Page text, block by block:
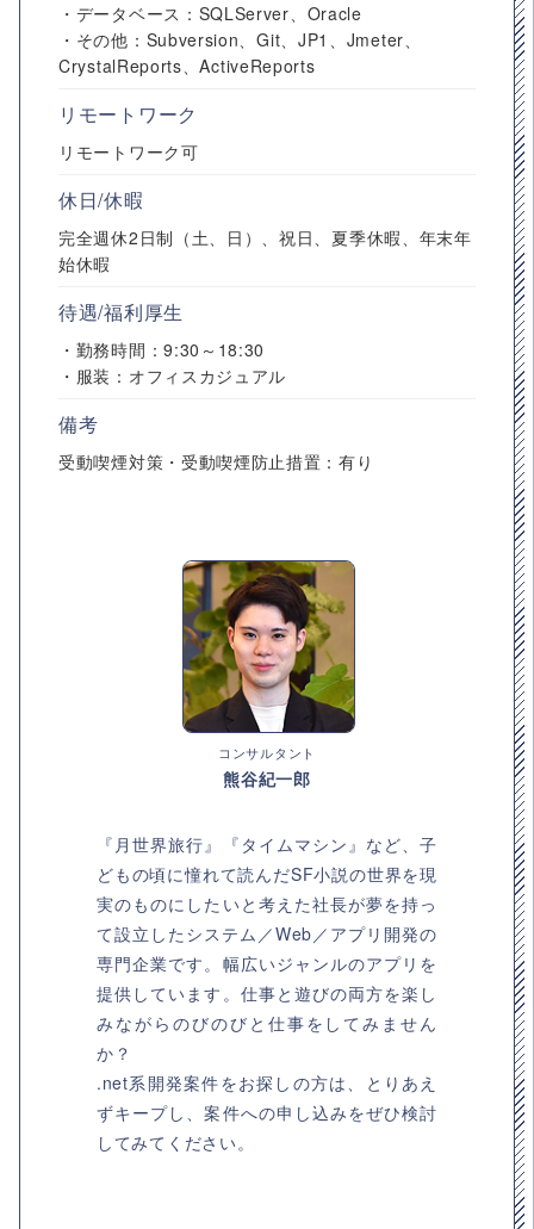
・データベース：SQLServer、Oracle
・その他：Subversion、Git、JP1、Jmeter、
CrystalReports、ActiveReports
リモートワーク
リモートワーク可
休日/休暇
完全週休2日制（土、日）、祝日、夏季休暇、年末年
始休暇
待遇/福利厚生
・勤務時間：9:30～18:30
・服装：オフィスカジュアル
備考
受動喫煙対策・受動喫煙防止措置：有り
コンサルタント
熊谷紀一郎
『月世界旅行』『タイムマシン』など、子
どもの頃に憧れて読んだSF小説の世界を現
実のものにしたいと考えた社長が夢を持っ
て設立したシステム／Web／アプリ開発の
専門企業です。幅広いジャンルのアプリを
提供しています。仕事と遊びの両方を楽し
みながらのびのびと仕事をしてみません
か？
.net系開発案件をお探しの方は、とりあえ
ずキープし、案件への申し込みをぜひ検討
してみてください。